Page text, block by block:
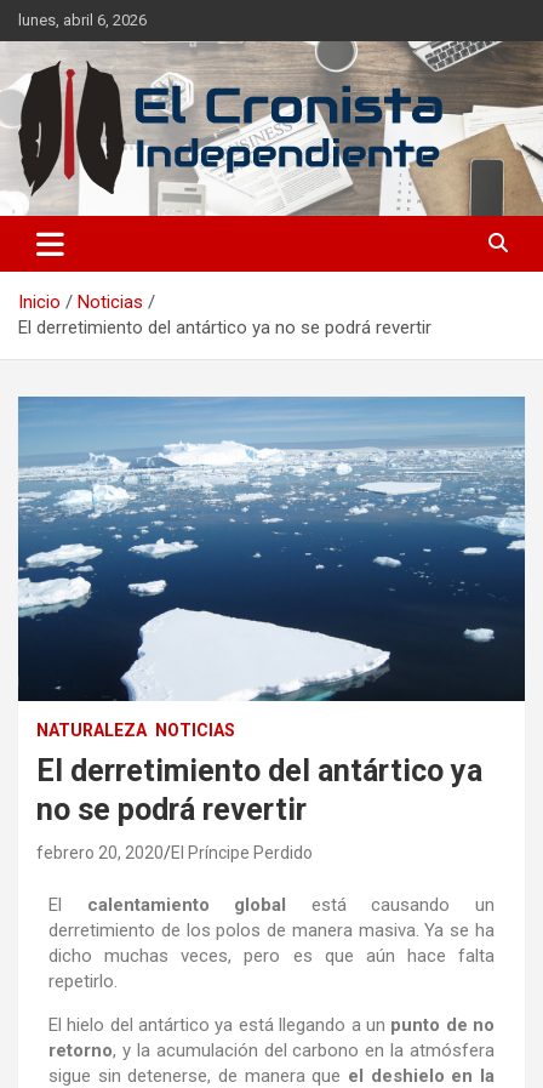
lunes, abril 6, 2026
El Cronista Independiente
Noticias frescas de tus temáticas favoritas, sin dependencia de
ideales.
Inicio
Noticias
El derretimiento del antártico ya no se podrá revertir
NATURALEZA NOTICIAS
El derretimiento del antártico ya
no se podrá revertir
febrero 20, 2020 El Príncipe Perdido
El calentamiento global está causando un
derretimiento de los polos de manera masiva. Ya se ha
dicho muchas veces, pero es que aún hace falta
repetirlo.
El hielo del antártico ya está llegando a un punto de no
retorno, y la acumulación del carbono en la atmósfera
sigue sin detenerse, de manera que el deshielo en la